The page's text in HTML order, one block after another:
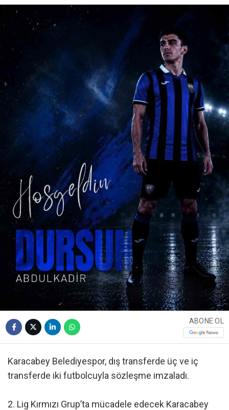
ABONE OL
Karacabey Belediyespor, dış transferde üç ve iç
transferde iki futbolcuyla sözleşme imzaladı.
2. Lig Kırmızı Grup’ta mücadele edecek Karacabey